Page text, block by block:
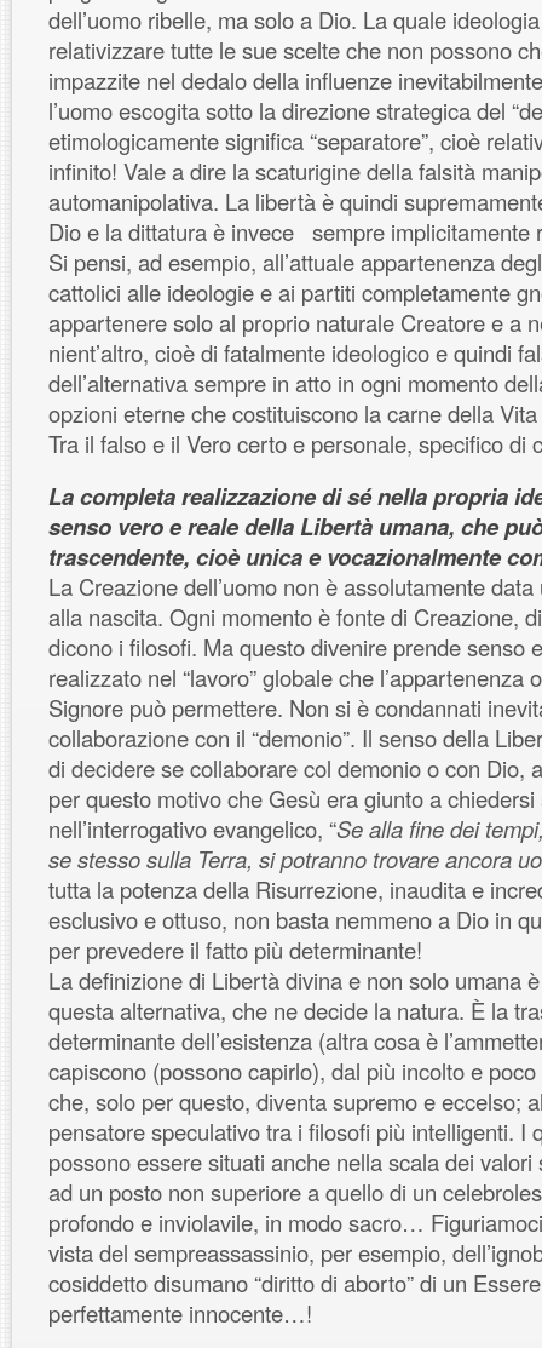
dell’uomo ribelle, ma solo a Dio. La quale
relativizzare tutte le sue scelte che non possono
impazzite nel dedalo della influenze
l’uomo escogita sotto la direzione strategica del
etimologicamente significa “separatore”, cioè
infinito! Vale a dire la scaturigine della falsità
automanipolativa. La libertà è quindi
Dio e la dittatura è invece sempre implicitamente
Si pensi, ad esempio, all’attuale appartenenza
cattolici alle ideologie e ai partiti completamente
appartenere solo al proprio naturale Creatore e a
nient’altro, cioè di fatalmente ideologico e quindi
dell’alternativa sempre in atto in ogni momento
opzioni eterne che costituiscono la carne della
Tra il falso e il Vero certo e personale, specifico di
La completa realizzazione di sé nella propria
senso vero e reale della Libertà umana, che
trascendente, cioè unica e vocazionalmente
La Creazione dell’uomo non è assolutamente
alla nascita. Ogni momento è fonte di Creazione,
dicono i filosofi. Ma questo divenire prende senso
realizzato nel “lavoro” globale che l’appartenenza
Signore può permettere. Non si è condannati
collaborazione con il “demonio”. Il senso della
di decidere se collaborare col demonio o con Dio,
per questo motivo che Gesù era giunto a
nell’interrogativo evangelico, “Se alla fine dei
se stesso sulla Terra, si potranno trovare ancora
tutta la potenza della Risurrezione, inaudita e
esclusivo e ottuso, non basta nemmeno a Dio in
per prevedere il fatto più determinante!
La definizione di Libertà divina e non solo umana
questa alternativa, che ne decide la natura. È la
determinante dell’esistenza (altra cosa è
capiscono (possono capirlo), dal più incolto e
che, solo per questo, diventa supremo e eccelso;
pensatore speculativo tra i filosofi più intelligenti. I
possono essere situati anche nella scala dei
ad un posto non superiore a quello di un
profondo e inviolavile, in modo sacro…
vista del sempreassassinio, per esempio,
cosiddetto disumano “diritto di aborto” di un
perfettamente innocente…!